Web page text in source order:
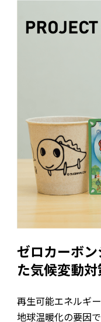
ゼロカーボ
た気候変動対
再生可能エネルギ
地球温暖化の要因